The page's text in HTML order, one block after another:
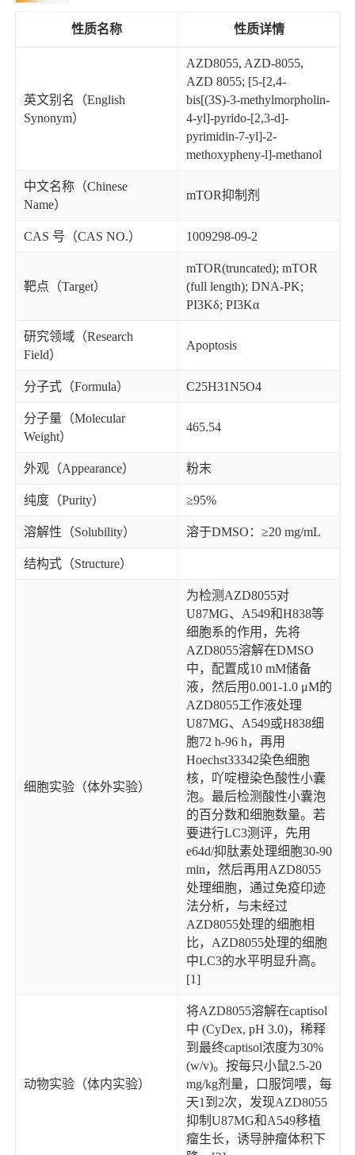
性质名称 性质详情
英文别名（English
Synonym）
AZD8055, AZD-8055,
AZD 8055; [5-[2,4-
bis[(3S)-3-methylmorpholin-
4-yl]-pyrido-[2,3-d]-
pyrimidin-7-yl]-2-
methoxypheny-l]-methanol
中文名称（Chinese
Name）
mTOR抑制剂
CAS 号（CAS NO.） 1009298-09-2
靶点（Target）
mTOR(truncated); mTOR
(full length); DNA-PK;
PI3Kδ; PI3Kα
研究领域（Research
Field）
Apoptosis
分子式（Formula） C25H31N5O4
分子量（Molecular
Weight）
465.54
外观（Appearance） 粉末
纯度（Purity） ≥95%
溶解性（Solubility） 溶于DMSO：≥20 mg/mL
结构式（Structure）
细胞实验（体外实验）
为检测AZD8055对
U87MG、A549和H838等
细胞系的作用，先将
AZD8055溶解在DMSO
中，配置成10 mM储备
液，然后用0.001-1.0 μM的
AZD8055工作液处理
U87MG、A549或H838细
胞72 h-96 h，再用
Hoechst33342染色细胞
核，吖啶橙染色酸性小囊
泡。最后检测酸性小囊泡
的百分数和细胞数量。若
要进行LC3测评，先用
e64d/抑肽素处理细胞30-90
min，然后再用AZD8055
处理细胞，通过免疫印迹
法分析，与未经过
AZD8055处理的细胞相
比，AZD8055处理的细胞
中LC3的水平明显升高。
[1]
动物实验（体内实验）
将AZD8055溶解在captisol
中 (CyDex, pH 3.0)，稀释
到最终captisol浓度为30%
(w/v)。按每只小鼠2.5-20
mg/kg剂量，口服饲喂，每
天1到2次，发现AZD8055
抑制U87MG和A549移植
瘤生长，诱导肿瘤体积下